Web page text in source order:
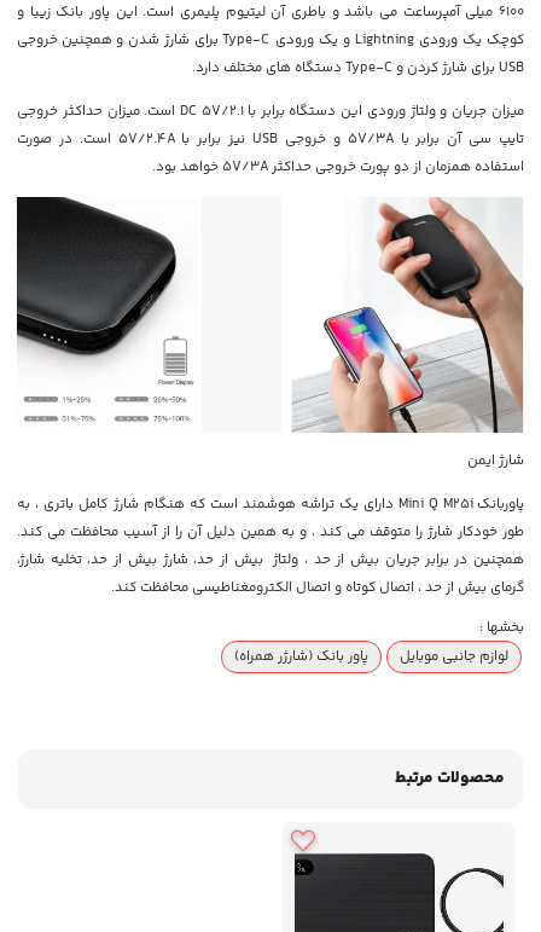
6100 میلی آمپرساعت می باشد و باطری آن لیتیوم پلیمری است. این پاور بانک زیبا و
کوچک یک ورودی Lightning و یک ورودی Type-C برای شارژ شدن و همچنین خروجی
USB برای شارژ کردن و Type-C دستگاه های مختلف دارد.
میزان جریان و ولتاژ ورودی این دستگاه برابر با
DC 5V/2.1 است. میزان حداکثر خروجی
تایپ سی آن برابر با 5V/3A و خروجی USB نیز برابر با 5V/2.4A است. در صورت
استفاده همزمان از دو پورت خروجی حداکثر 5V/3A خواهد بود.
شارژ ایمن
پاوربانک Mini Q M25i دارای یک تراشه هوشمند است که هنگام شارژ کامل باتری ، به
طور خودکار شارژ را متوقف می کند ، و به همین دلیل آن را از آسیب محافظت می کند.
همچنین در برابر جریان بیش از حد ، ولتاژ بیش از حد، شارژ بیش از حد، تخلیه شارژ،
گرمای بیش از حد ، اتصال کوتاه و اتصال الکترومغناطیسی محافظت کند.
بخشها :
لوازم جانبی موبایل
پاور بانک (شارژر همراه)
محصولات مرتبط